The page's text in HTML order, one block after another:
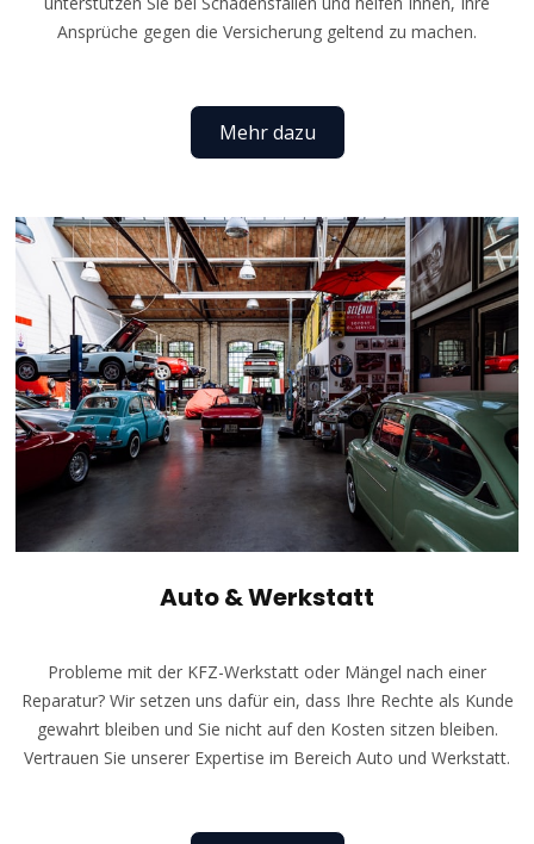
Ansprüche gegen die Versicherung geltend zu machen.
Mehr dazu
Auto & Werkstatt
Probleme mit der KFZ-Werkstatt oder Mängel nach einer
Reparatur? Wir setzen uns dafür ein, dass Ihre Rechte als Kunde
gewahrt bleiben und Sie nicht auf den Kosten sitzen bleiben.
Vertrauen Sie unserer Expertise im Bereich Auto und Werkstatt.